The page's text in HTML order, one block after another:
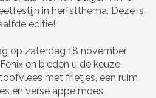
in herfstthema. Deze is
editie!
op zaterdag 18 november
en bieden u de keuze
met frietjes, een ruim
en verse appelmoes.